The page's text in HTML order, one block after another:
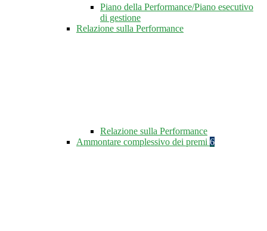
Piano della Performance/Piano esecutivo
di gestione
Relazione sulla Performance
Relazione sulla Performance
Ammontare complessivo dei premi 6